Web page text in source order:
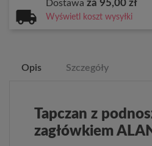
Dostawa za 95,00 zł
Wyświetl koszt wysyłki
Opis Szczegóły
Tapczan z
zagłówkiem